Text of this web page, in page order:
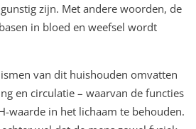
zijn. Met andere woorden, de
in bloed en weefsel wordt
van dit huishouden omvatten
en circulatie – waarvan de functies
waarde in het lichaam te behouden.